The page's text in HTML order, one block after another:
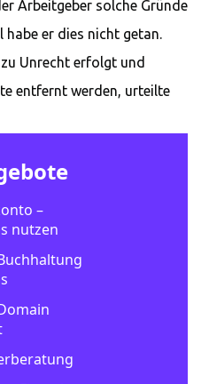
Arbeitgeber solche Gründe
habe er dies nicht getan.
Unrecht erfolgt und
entfernt werden, urteilte
–
nutzen